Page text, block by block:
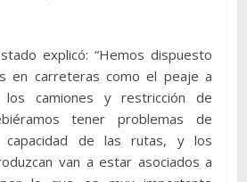
explicó: “Hemos dispuesto
en carreteras como el peaje a
los camiones y restricción de
tener problemas de
capacidad de las rutas, y los
van a estar asociados a